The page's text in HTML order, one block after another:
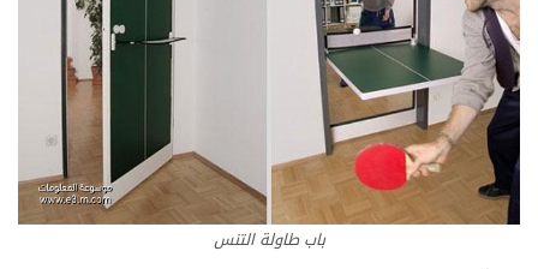
باب طاولة التنس